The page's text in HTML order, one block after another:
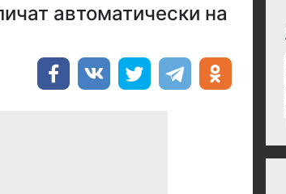
автоматически на